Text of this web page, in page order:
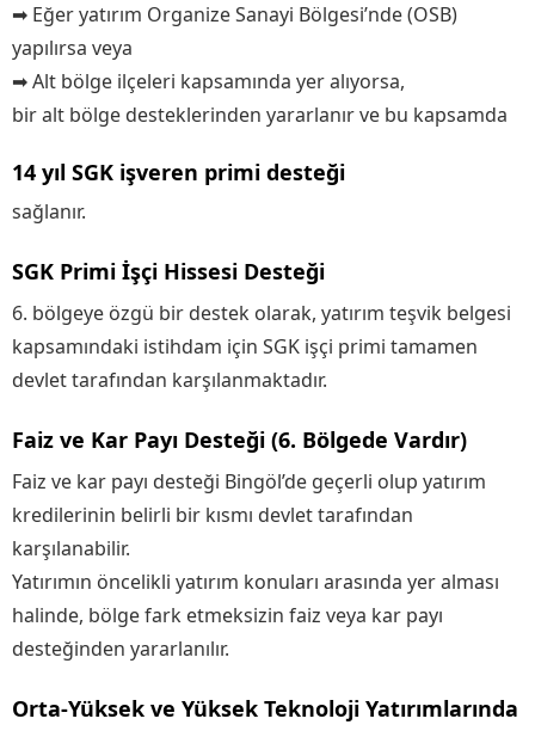
➡ Eğer yatırım Organize Sanayi Bölgesi’nde (OSB)
yapılırsa veya
➡ Alt bölge ilçeleri kapsamında yer alıyorsa,
bir alt bölge desteklerinden yararlanır ve bu kapsamda
14 yıl SGK işveren primi desteği
sağlanır.
SGK Primi İşçi Hissesi Desteği
6. bölgeye özgü bir destek olarak, yatırım teşvik belgesi
kapsamındaki istihdam için SGK işçi primi tamamen
devlet tarafından karşılanmaktadır.
Faiz ve Kar Payı Desteği (6. Bölgede Vardır)
Faiz ve kar payı desteği Bingöl’de geçerli olup yatırım
kredilerinin belirli bir kısmı devlet tarafından
karşılanabilir.
Yatırımın öncelikli yatırım konuları arasında yer alması
halinde, bölge fark etmeksizin faiz veya kar payı
desteğinden yararlanılır.
Orta-Yüksek ve Yüksek Teknoloji Yatırımlarında